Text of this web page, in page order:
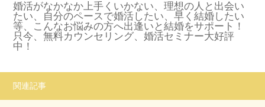
婚活がなかなか上手くいかない、理想の人と出会い
たい、自分のペースで婚活したい、早く結婚したい
等、こんなお悩みの方へ出逢いと結婚をサポート！
只今、無料カウンセリング、婚活セミナー大好評
中！
関連記事